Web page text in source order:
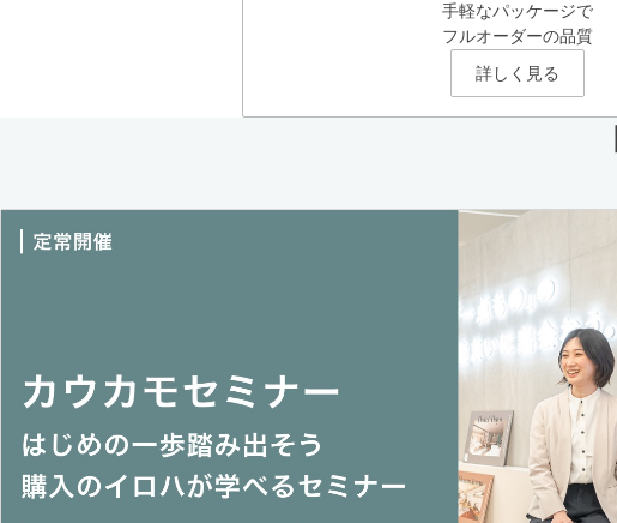
手軽なパッケージで
フルオーダーの品質
詳しく見る